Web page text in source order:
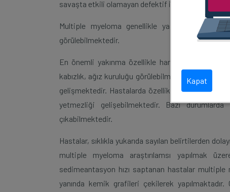
Kapat
savaşta etkili olamayan defektif immünglobulinler
Multiple myeloma genellikle yaşlılarda
görülebilmektedir.
En önemli yakınma özellikle hareketle ortaya
kabızlık, ağız kuruluğu görülebilmektedir. Yine
gelişmektedir. Hastalarda özellikle ileri evrelerde
yetmezliği gelişebilmektedir. Bazı
çıkabilmektedir.
Hastalar, sıklıkla yukarıda sayılan belirtilerden
multiple myeloma araştırılamsı yapılmak
sedimeantasyon hızı saptanan hastalar multiple
yanında kemik grafileri çekilerek